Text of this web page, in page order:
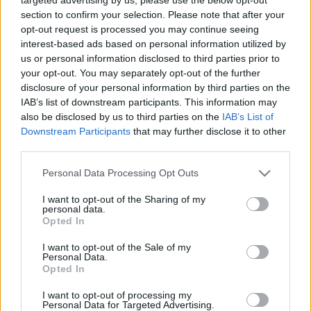
section to confirm your selection. Please note that after your
opt-out request is processed you may continue seeing
interest-based ads based on personal information utilized by
us or personal information disclosed to third parties prior to
your opt-out. You may separately opt-out of the further
disclosure of your personal information by third parties on the
IAB’s list of downstream participants. This information may
also be disclosed by us to third parties on the IAB’s List of
Downstream Participants that may further disclose it to other
Please note that this website/app uses one or more Google
not limited to your visit or usage behaviour. You may click to
grant or deny consent to Google and its third-party tags to
use your data for below specified purposes in below Google
consent section.
Personal Data Processing Opt Outs
I want to opt-out of the Sharing of my
personal data.
Opted In
I want to opt-out of the Sale of my
Personal Data.
Opted In
I want to opt-out of processing my
Personal Data for Targeted Advertising.
2023. február. 21. 07:57
A Komló kézilabda csapat edzője lett.
MAROSÁN GYÖRGY: AZT NEM SZABAD
MEGENGEDNI EGYETLEN SPORTCSAPATNÁL
SEM, HOGY GYEREKEKET BÁNTALMAZZANAK
2022. augusztus. 04. 12:11
Az SZKKA felnőtt csapatának korábbi edzője arról beszélt, az
Ugytudjuk.hu-nak, hogy a megtorlások szinte mindennaposak
voltak az egyesületnél.
CSAPAT VEZETŐEDZŐJE
2022. február. 01. 19:21
A klub ügyvezető-elnöke nagyra becsüli Marosán munkáját, de
úgy érzi, a céljaik eléréséhez változtatásokra volt szükség.
A NAP, AMI MIATT MÉG A FELESÉGE IS BESZÓLT
KÁDÁR JÁNOSNAK
2021. november. 04. 08:39
1956. november 4-én alakult meg Szolnokon a forradalmat
leverő szovjeteket kiszolgáló kádári kormány.